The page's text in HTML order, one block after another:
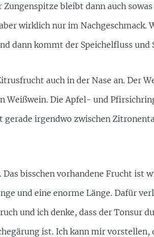
bleibt dann auch
wirklich nur im Nachgeschmack.
dann kommt der Speichelfluss und
auch in der Nase an. Der
Weißwein. Die Apfel- und
irgendwo zwischen
bisschen vorhandene Frucht ist
und eine enorme Länge. Dafür
und ich denke, dass der Tonsur
ist. Ich kann mir vorstellen,